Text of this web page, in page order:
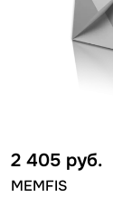
2 405 руб.
MEMFIS